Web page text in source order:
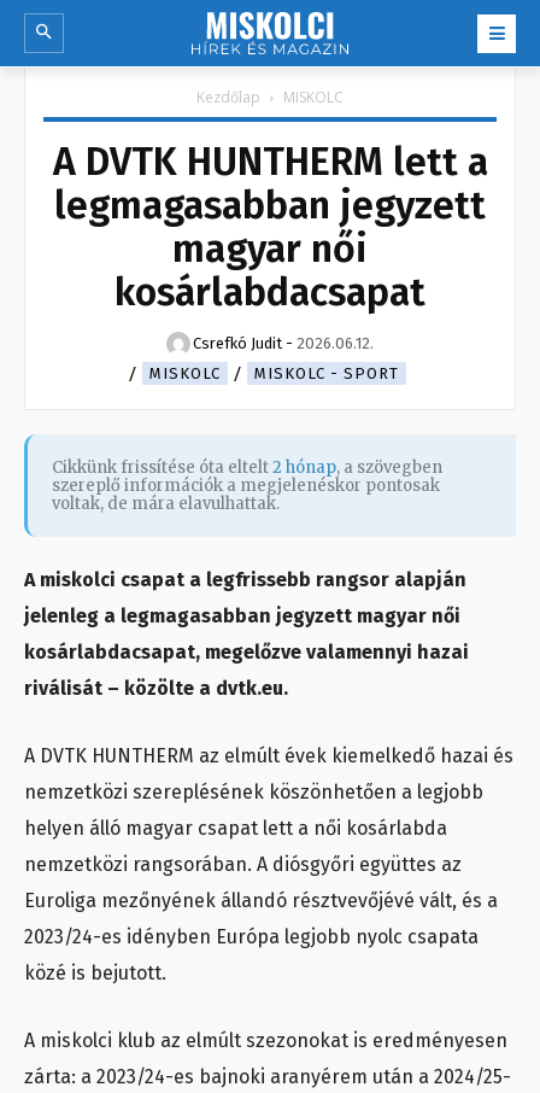
Kezdőlap MISKOLC
A DVTK HUNTHERM lett a
legmagasabban jegyzett
magyar női
kosárlabdacsapat
Csrefkó Judit - 2026.06.12.
MISKOLC
MISKOLC - SPORT
Cikkünk frissítése óta eltelt2 hónap, a szövegben
szereplő információk a megjelenéskor pontosak
voltak, de mára elavulhattak.
A miskolci csapat a legfrissebb rangsor alapján
jelenleg a legmagasabban jegyzett magyar női
kosárlabdacsapat, megelőzve valamennyi hazai
riválisát – közölte a dvtk.eu.
A DVTK HUNTHERM az elmúlt évek kiemelkedő hazai és
nemzetközi szereplésének köszönhetően a legjobb
helyen álló magyar csapat lett a női kosárlabda
nemzetközi rangsorában. A diósgyőri együttes az
Euroliga mezőnyének állandó résztvevőjévé vált, és a
2023/24-es idényben Európa legjobb nyolc csapata
közé is bejutott.
A miskolci klub az elmúlt szezonokat is eredményesen
zárta: a 2023/24-es bajnoki aranyérem után a 2024/25-